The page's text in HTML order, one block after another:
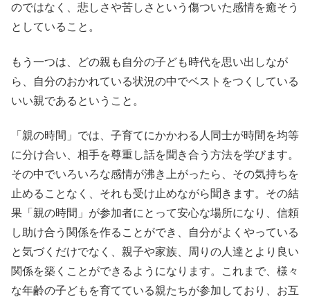
のではなく、悲しさや苦しさという傷ついた感情を癒そう
としていること。
もう一つは、どの親も自分の子ども時代を思い出しなが
ら、自分のおかれている状況の中でベストをつくしている
いい親であるということ。
「親の時間」では、 子育てにかかわる人同士が時間を均等
に分け合い、相手を尊重し話を聞き合う方法を学びます。
その中でいろいろな感情が沸き上がったら、その気持ちを
止めることなく、それも受け止めながら聞きます。その結
果「親の時間」が参加者にとって安心な場所になり、信頼
し助け合う関係を作ることができ、自分がよくやっている
と気づくだけでなく、親子や家族、周りの人達とより良い
関係を築くことができるようになります。これまで、様々
な年齢の子どもを育てている親たちが参加しており、お互